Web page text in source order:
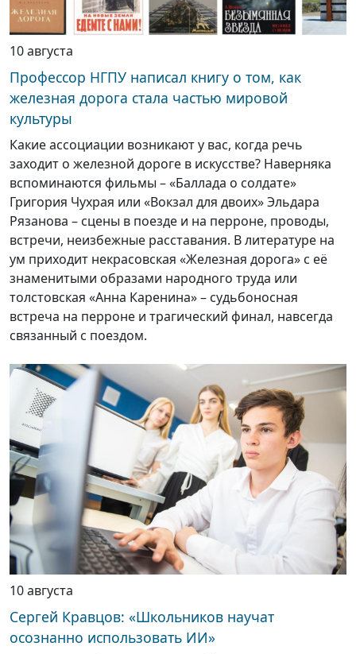
10 августа
Профессор НГПУ написал книгу о том, как
железная дорога стала частью мировой
культуры
Какие ассоциации возникают у вас, когда речь
заходит о железной дороге в искусстве? Наверняка
вспоминаются фильмы – «Баллада о солдате»
Григория Чухрая или «Вокзал для двоих» Эльдара
Рязанова – сцены в поезде и на перроне, проводы,
встречи, неизбежные расставания. В литературе на
ум приходит некрасовская «Железная дорога» с её
знаменитыми образами народного труда или
толстовская «Анна Каренина» – судьбоносная
встреча на перроне и трагический финал, навсегда
связанный с поездом.
10 августа
Сергей Кравцов: «Школьников научат
осознанно использовать ИИ»